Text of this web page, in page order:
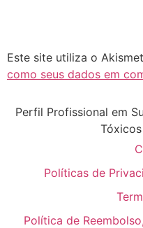
Este site utiliza o
como seus dados em
Perfil Profissional em
Políticas de
Política de